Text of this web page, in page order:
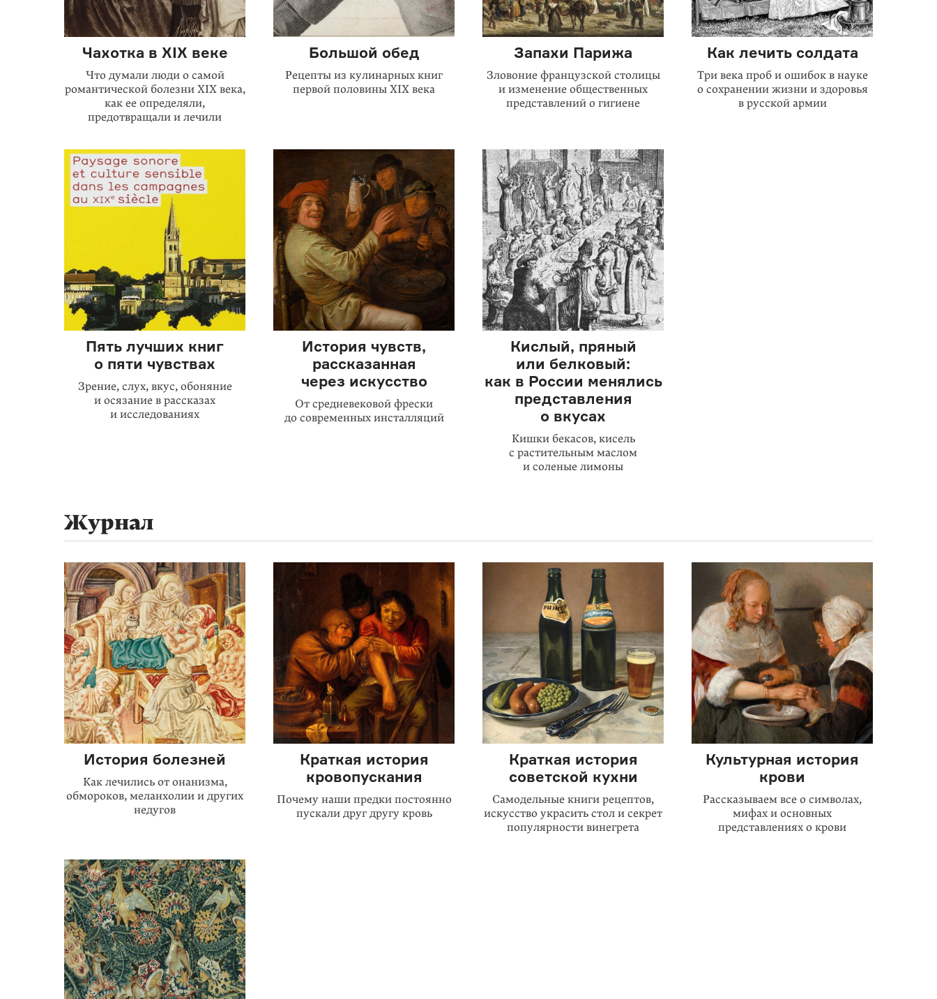
Чахотка в XIX веке
Что думали люди о самой
романтической болезни XIX века,
как ее определяли,
предотвращали и лечили
Большой обед
Рецепты из кулинарных книг
первой половины XIX века
Запахи Парижа
Зловоние французской столицы
и изменение общественных
представлений о гигиене
Как лечить солдата
Три века проб и ошибок в науке
о сохранении жизни и здоровья
в русской армии
Пять лучших книг
о пяти чувствах
Зрение, слух, вкус, обоняние
и осязание в рассказах
и исследованиях
История чувств,
рассказанная
через искусство
От средневековой фрески
до современных инсталляций
Кислый, пряный
или белковый:
как в России менялись
представления
о вкусах
Кишки бекасов, кисель
с растительным маслом
и соленые лимоны
Журнал
История болезней
Как лечились от онанизма,
обмороков, меланхолии и других
недугов
Краткая история
кровопускания
Почему наши предки постоянно
пускали друг другу кровь
Краткая история
советской кухни
Самодельные книги рецептов,
искусство украсить стол и секрет
популярности винегрета
Культурная история
крови
Рассказываем все о символах,
мифах и основных
представлениях о крови